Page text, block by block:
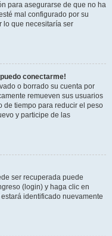
para asegurarse de que no ha
mal configurado por su
lo que necesitaría ser
conectarme!
o borrado su cuenta por
remueven sus usuarios
de tiempo para reducir el peso
y participe de las
ser recuperada puede
(login) y haga clic en
identificado nuevamente